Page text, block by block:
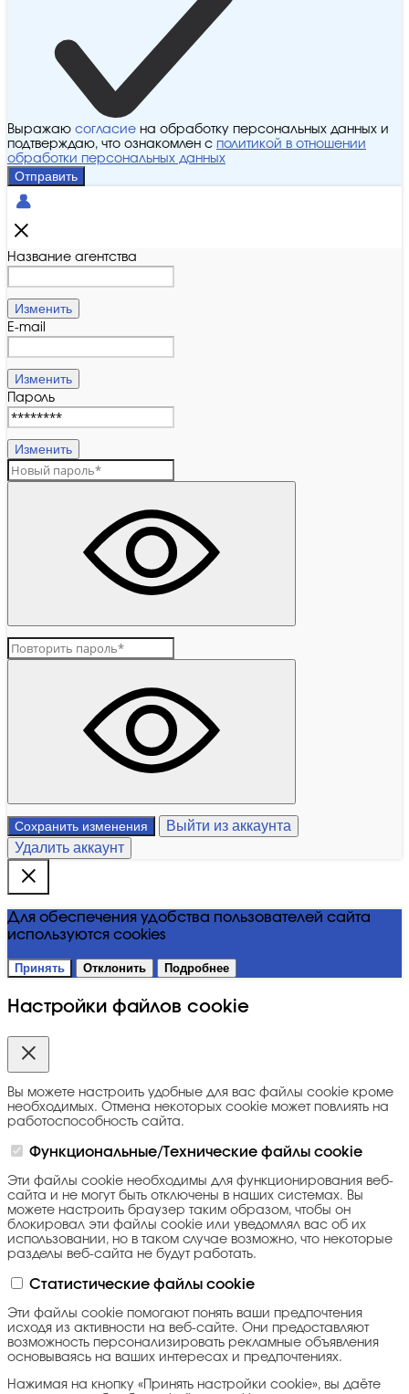
Выражаю согласие на обработку персональных данных и
подтверждаю, что ознакомлен с политикой в отношении
обработки персональных данных
Отправить
Название агентства
Изменить
E-mail
Изменить
Пароль
Изменить
Сохранить изменения
Выйти из аккаунта
Удалить аккаунт
Для обеспечения удобства пользователей сайта
используются cookies
Принять Отклонить Подробнее
Настройки файлов cookie
Вы можете настроить удобные для вас файлы cookie кроме
необходимых. Отмена некоторых cookie может повлиять на
работоспособность сайта.
Функциональные/Технические файлы cookie
Эти файлы cookie необходимы для функционирования веб-
сайта и не могут быть отключены в наших системах. Вы
можете настроить браузер таким образом, чтобы он
блокировал эти файлы cookie или уведомлял вас об их
использовании, но в таком случае возможно, что некоторые
разделы веб-сайта не будут работать.
Статистические файлы cookie
Эти файлы cookie помогают понять ваши предпочтения
исходя из активности на веб-сайте. Они предоставляют
возможность персонализировать рекламные объявления
основываясь на ваших интересах и предпочтениях.
Нажимая на кнопку «Принять настройки cookie», вы даёте